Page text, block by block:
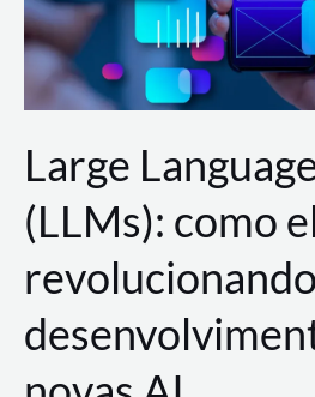
AWS?
Large
(LLMs): como